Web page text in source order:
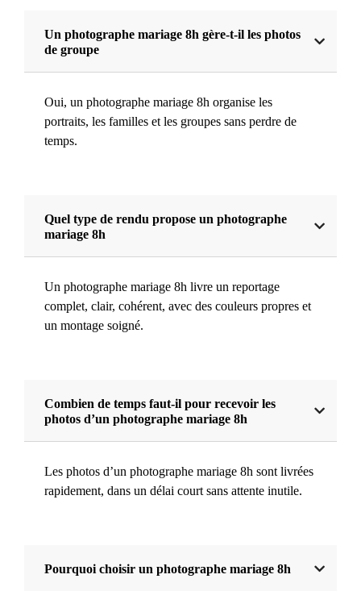
Un photographe mariage 8h gère-t-il les photos
de groupe
Oui, un photographe mariage 8h organise les
portraits, les familles et les groupes sans perdre de
temps.
Quel type de rendu propose un photographe
mariage 8h
Un photographe mariage 8h livre un reportage
complet, clair, cohérent, avec des couleurs propres et
un montage soigné.
Combien de temps faut-il pour recevoir les
photos d’un photographe mariage 8h
Les photos d’un photographe mariage 8h sont livrées
rapidement, dans un délai court sans attente inutile.
Pourquoi choisir un photographe mariage 8h